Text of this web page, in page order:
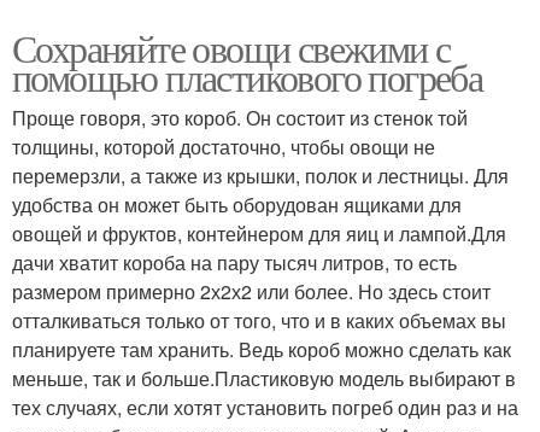
Сохраняйте овощи свежими с
помощью пластикового погреба
Проще говоря, это короб. Он состоит из стенок той
толщины, которой достаточно, чтобы овощи не
перемерзли, а также из крышки, полок и лестницы. Для
удобства он может быть оборудован ящиками для
овощей и фруктов, контейнером для яиц и лампой.Для
дачи хватит короба на пару тысяч литров, то есть
размером примерно 2х2х2 или более. Но здесь стоит
отталкиваться только от того, что и в каких объемах вы
планируете там хранить. Ведь короб можно сделать как
меньше, так и больше.Пластиковую модель выбирают в
тех случаях, если хотят установить погреб один раз и на